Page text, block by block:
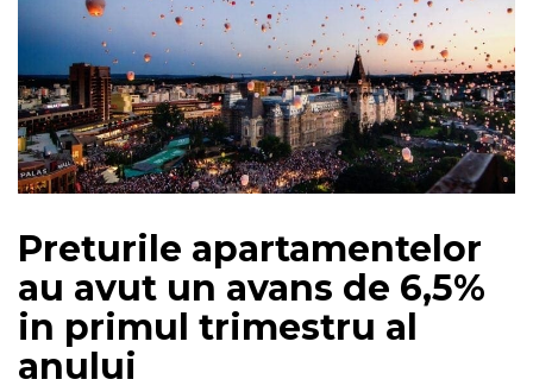
Preturile apartamentelor
au avut un avans de 6,5%
in primul trimestru al
anului